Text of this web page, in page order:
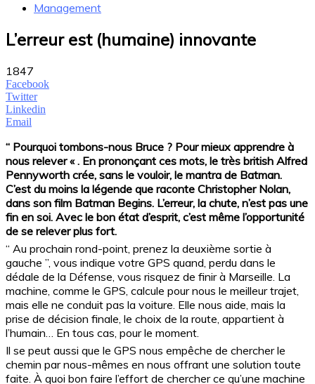
Management
L’erreur est (humaine) innovante
1847
Facebook
Twitter
Linkedin
Email
“ Pourquoi tombons-nous Bruce ? Pour mieux apprendre à
nous relever « . En prononçant ces mots, le très british Alfred
Pennyworth crée, sans le vouloir, le mantra de Batman.
C’est du moins la légende que raconte Christopher Nolan,
dans son film Batman Begins. L’erreur, la chute, n’est pas une
fin en soi. Avec le bon état d’esprit, c’est même l’opportunité
de se relever plus fort.
“ Au prochain rond-point, prenez la deuxième sortie à
gauche ”, vous indique votre GPS quand, perdu dans le
dédale de la Défense, vous risquez de finir à Marseille. La
machine, comme le GPS, calcule pour nous le meilleur trajet,
mais elle ne conduit pas la voiture. Elle nous aide, mais la
prise de décision finale, le choix de la route, appartient à
l’humain… En tous cas, pour le moment.
Il se peut aussi que le GPS nous empêche de chercher le
chemin par nous-mêmes en nous offrant une solution toute
faite. À quoi bon faire l’effort de chercher ce qu’une machine